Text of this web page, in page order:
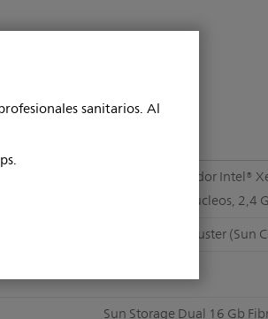
sanitarios. Al
Un solo procesador Intel®
E5-2630 v3,8 núcleos, 2,4
Oracle Solaris Cluster (Sun
Sun Storage Dual 16 Gb